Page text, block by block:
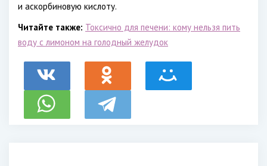
и аскорбиновую кислоту.
Читайте также: Токсично для печени: кому нельзя пить
воду с лимоном на голодный желудок